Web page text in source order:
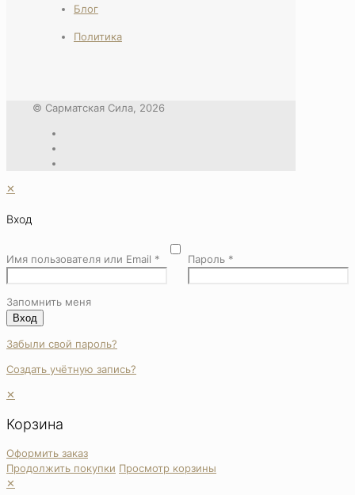
Блог
Политика
© Сарматская Сила, 2026
✕
Вход
Имя пользователя или Email * Пароль *
Запомнить меня
Вход
Забыли свой пароль?
Создать учётную запись?
✕
Корзина
Оформить заказ
Продолжить покупки Просмотр корзины
✕